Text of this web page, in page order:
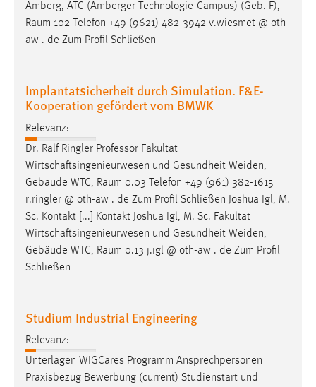
Amberg, ATC (Amberger Technologie-Campus) (Geb. F),
Raum 102 Telefon +49 (9621) 482-3942 v.wiesmet @ oth-
aw . de Zum Profil Schließen
Implantatsicherheit durch Simulation. F&E-
Kooperation gefördert vom BMWK
Relevanz:
Dr. Ralf Ringler Professor Fakultät
Wirtschaftsingenieurwesen und Gesundheit Weiden,
Gebäude WTC, Raum 0.03 Telefon +49 (961) 382-1615
r.ringler @ oth-aw . de Zum Profil Schließen Joshua Igl, M.
Sc. Kontakt [...] Kontakt Joshua Igl, M. Sc. Fakultät
Wirtschaftsingenieurwesen und Gesundheit Weiden,
Gebäude WTC, Raum 0.13 j.igl @ oth-aw . de Zum Profil
Schließen
Studium Industrial Engineering
Relevanz:
Unterlagen WIGCares Programm Ansprechpersonen
Praxisbezug Bewerbung (current) Studienstart und
Name:
MibewSessionID, MIBEW_UserID, mibew_locale, mibew-
chat-frame-style-5e9dbeb1811c0446
Wird benötigt um die Chatfunktion nutzen zu können.
Cookie Laufzeit:
MibewSessionID, mibew-chat-frame-style-
5e9dbeb1811c0446 = Sitzungslaufzeit, mibew_locale = 3
Jahre, MIBEW_UserID = 1 Jahr
Login
Name:
fe_user, be_user, be_lastLoginProvider
Zweck:
Cookie Laufzeit:
24 Stunden